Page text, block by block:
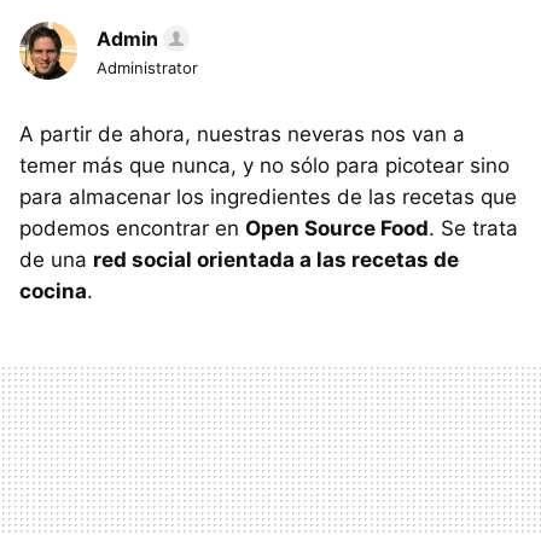
Admin
Administrator
A partir de ahora, nuestras neveras nos van a
temer más que nunca, y no sólo para picotear sino
para almacenar los ingredientes de las recetas que
podemos encontrar en Open Source Food. Se trata
de una red social orientada a las recetas de
cocina.